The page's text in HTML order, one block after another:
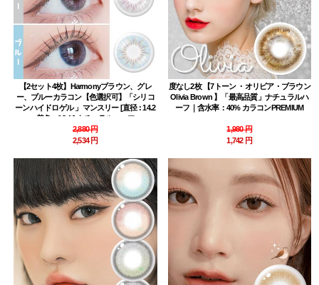
【2セット4枚】Harmonyブラウン、グレ
ー、ブルーカラコン【色選択可】「シリコ
ーンハイドロゲル 」マンスリー [直径 : 14.2
着色：13.4 ] ナチュラルハーフ
2,880 円
2,534 円
度なし2枚 【7トーン ・オリビア・ブラウン
Olivia Brown 】「最高品質」ナチュラルハ
ーフ｜含水率：40% カラコンPREMIUM
1,980 円
1,742 円